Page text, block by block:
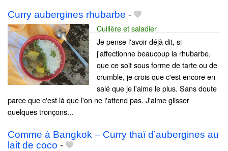
Curry aubergines rhubarbe -
Cuillère et saladier
Je pense l'avoir déjà dit, si
j'affectionne beaucoup la rhubarbe,
que ce soit sous forme de tarte ou de
crumble, je crois que c'est encore en
salé que je l'aime le plus. Sans doute
parce que c'est là que l'on ne l'attend pas. J'aime glisser
quelques tronçons...
Comme à Bangkok – Curry thaï d’aubergines au
lait de coco -